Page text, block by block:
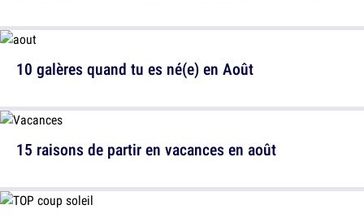
10 galères quand tu es né(e) en Août
15 raisons de partir en vacances en août